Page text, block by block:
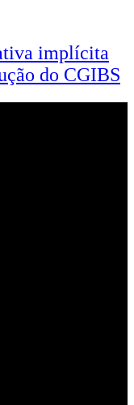
implícita
do CGIBS